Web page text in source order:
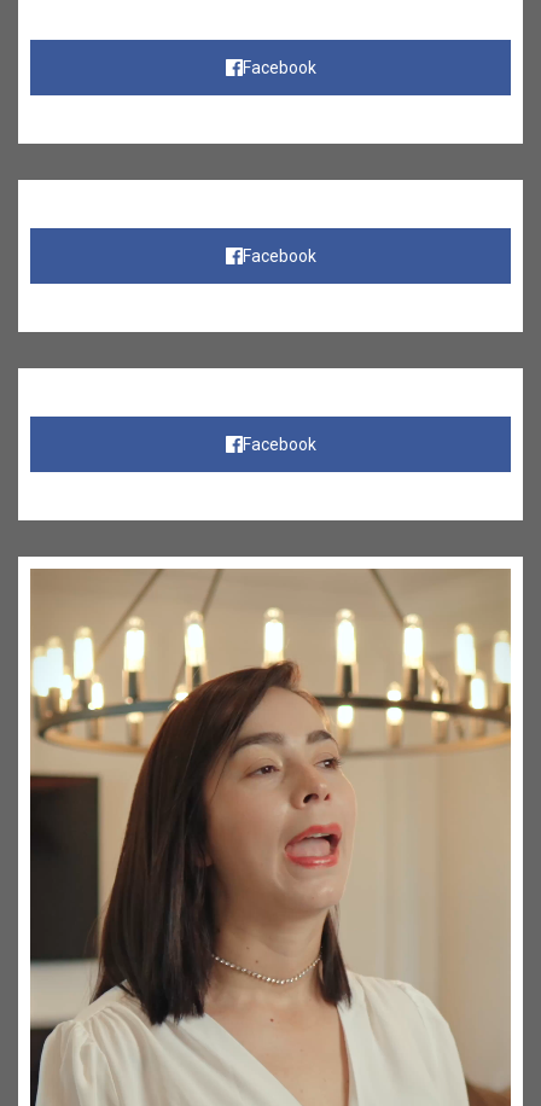
Facebook
Facebook
Facebook